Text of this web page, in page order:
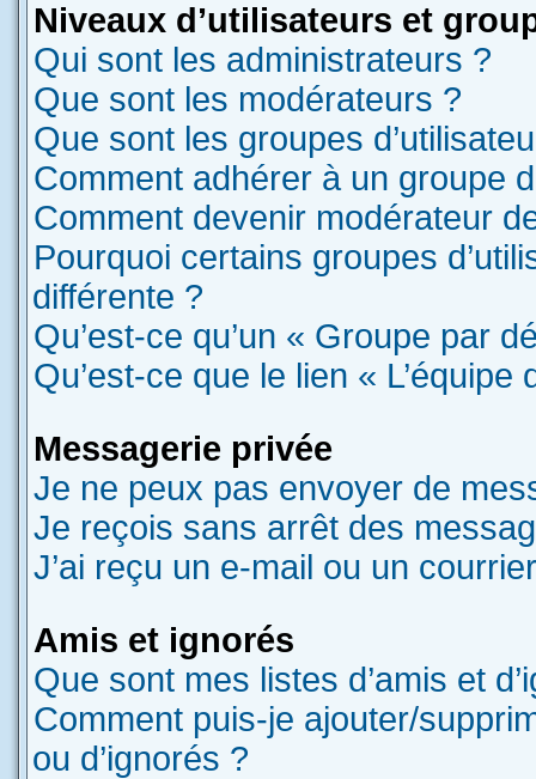
Niveaux d’utilisateurs et
Qui sont les administrateurs ?
Que sont les modérateurs ?
Que sont les groupes
Comment adhérer à un groupe
Comment devenir modérateur
Pourquoi certains groupes
différente ?
Qu’est-ce qu’un « Groupe par
Qu’est-ce que le lien « L’équipe
Messagerie privée
Je ne peux pas envoyer de
Je reçois sans arrêt des
J’ai reçu un e-mail ou un
Amis et ignorés
Que sont mes listes d’amis et
Comment puis-je ajouter/
ou d’ignorés ?